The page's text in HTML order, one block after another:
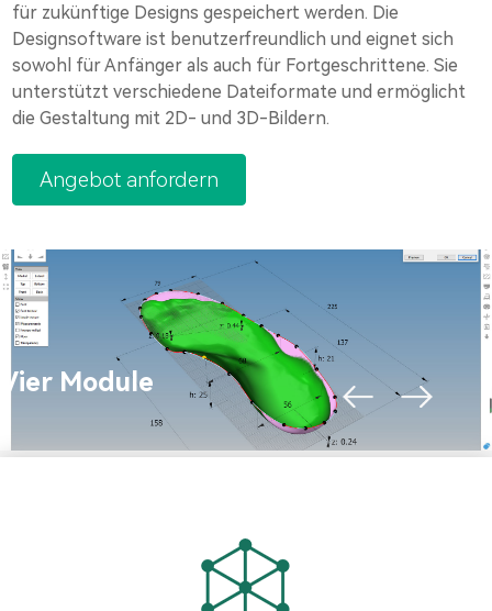
für zukünftige Designs gespeichert werden. Die
Designsoftware ist benutzerfreundlich und eignet sich
sowohl für Anfänger als auch für Fortgeschrittene. Sie
unterstützt verschiedene Dateiformate und ermöglicht
die Gestaltung mit 2D- und 3D-Bildern.
Angebot anfordern
Vier Module